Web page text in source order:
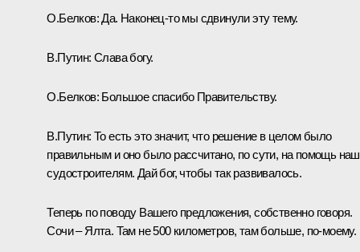
О.Белков:Да. Наконец-то мы сдвинули эту тему.
В.Путин: Слава богу.
О.Белков: Большое спасибо Правительству.
В.Путин: То есть это значит, что решение в целом было
правильным и оно было рассчитано, по сути, на помощь
судостроителям. Дай бог, чтобы так развивалось.
Теперь по поводу Вашего предложения, собственно говоря.
Сочи – Ялта. Там не 500 километров, там больше, по-моему.